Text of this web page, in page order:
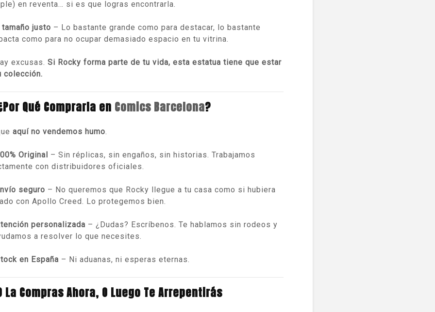
en reventa… si es que logras encontrarla.
tamaño justo – Lo bastante grande como para destacar, lo bastante
como para no ocupar demasiado espacio en tu vitrina.
excusas. Si Rocky forma parte de tu vida, esta estatua tiene que estar
colección.
Qué Comprarla en Comics Barcelona?
aquí no vendemos humo.
Original – Sin réplicas, sin engaños, sin historias. Trabajamos
con distribuidores oficiales.
seguro – No queremos que Rocky llegue a tu casa como si hubiera
con Apollo Creed. Lo protegemos bien.
personalizada – ¿Dudas? Escríbenos. Te hablamos sin rodeos y
a resolver lo que necesites.
en España – Ni aduanas, ni esperas eternas.
La Compras Ahora, O Luego Te Arrepentirás